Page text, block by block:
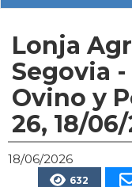
Lonja
Segovia
Ovino y
26, 18/
18/06/2026
632